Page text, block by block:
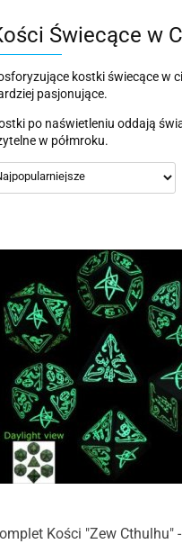
Świecące w
kostki świecące w
pasjonujące.
po naświetleniu oddają
w półmroku.
Kości "Zew Cthulhu" -